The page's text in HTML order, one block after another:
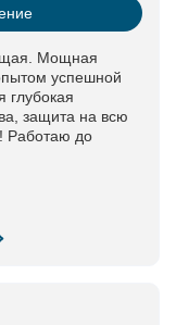
Мощная
успешной
глубокая
защита на всю
Работаю до